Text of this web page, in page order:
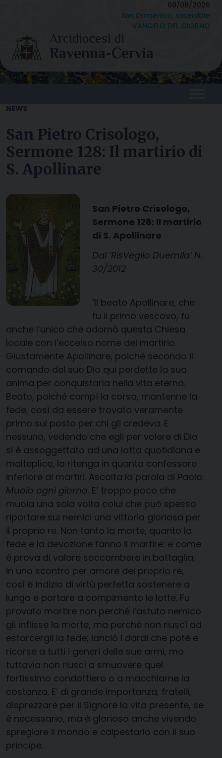
content
08/08/2026
San Domenico, sacerdote
VANGELO DEL GIORNO
NEWS
San Pietro Crisologo,
Sermone 128: Il martirio di
S. Apollinare
San Pietro Crisologo,
Sermone 128: Il martirio
di S. Apollinare
Dal ‘RisVeglio Duemila’ N.
30/2012
‘Il beato Apollinare, che
fu il primo vescovo, fu
anche l’unico che adornò questa Chiesa
locale con l’eccelso nome del martirio.
Giustamente Apollinare, poiché secondo il
comando del suo Dio qui perdette la sua
anima per conquistarla nella vita eterna.
Beato, poiché compì la corsa, mantenne la
fede, così da essere trovato veramente
primo sul posto per chi gli credeva. E
nessuno, vedendo che egli per volere di Dio
si è assoggettato ad una lotta quotidiana e
molteplice, lo ritenga in quanto confessore
inferiore ai martiri. Ascolta la parola di Paolo:
Muoio ogni giorno. E’ troppo poco che
muoia una sola volta colui che può spesso
riportare sui nemici una vittoria gloriosa per
il proprio re. Non tanto la morte, quanto la
fede e la devozione fanno il martire: e come
è prova di valore soccombere in battaglia,
in uno scontro per amore del proprio re,
così è indizio di virtù perfetta sostenere a
lungo e portare a compimento le lotte. Fu
provato martire non perché l’astuto nemico
gli inflisse la morte, ma perché non riuscì ad
estorcergli la fede; lanciò i dardi che poté e
ricorse a tutti i generi delle sue armi, ma
tuttavia non riuscì a smuovere quel
fortissimo condottiero o a macchiarne la
costanza. E’ di grande importanza, fratelli,
disprezzare per il Signore la vita presente, se
è necessario, ma è glorioso anche vivendo
spregiare il mondo e calpestarlo con il suo
principe.